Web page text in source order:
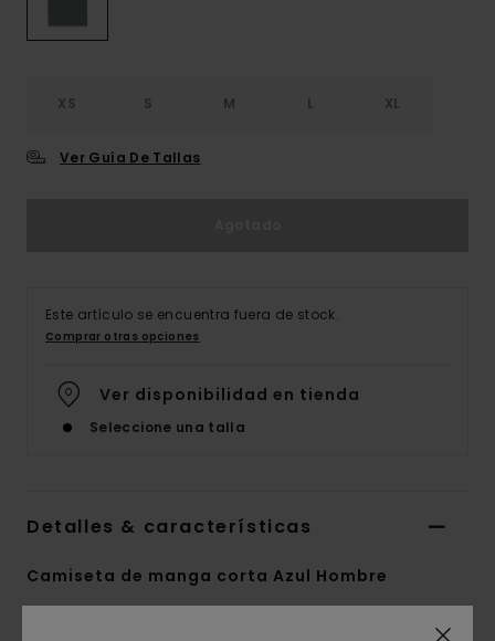
XS S M L XL
Ver Guía De Tallas
Este artículo se encuentra fuera de stock.
Comprar otras opciones
Ver disponibilidad en tienda
Seleccione una talla
Detalles & características
Camiseta de manga corta Azul Hombre